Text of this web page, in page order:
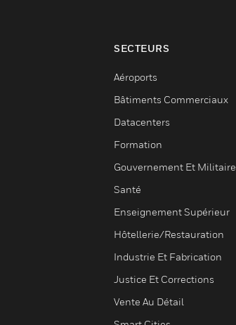
SECTEURS
Aéroports
Bâtiments Commerciaux
Datacenters
Formation
Gouvernement Et Militaire
Santé
Enseignement Supérieur
Hôtellerie/Restauration
Industrie Et Fabrication
Justice Et Corrections
Vente Au Détail